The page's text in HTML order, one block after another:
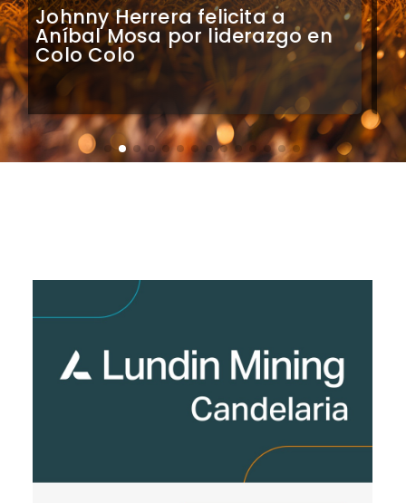
Claudio Bravo analiza
impacto de arquero
caboverdiano en Colo Colo